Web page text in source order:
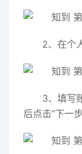
2、在个
3、填写
后点击“下一步